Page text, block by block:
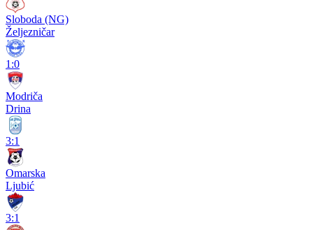
Sloboda (NG)
Željezničar
1:0
Modriča
Drina
3:1
Omarska
Ljubić
3:1